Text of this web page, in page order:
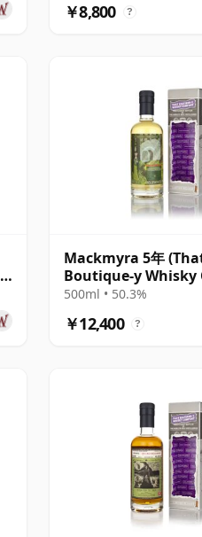
￥8,800 ?
Mackmyra 5年
Boutique-y Whisky
500ml • 50.3%
￥12,400 ?